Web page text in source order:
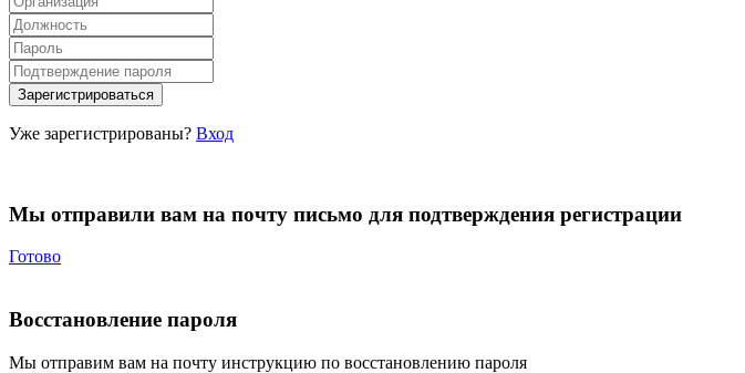
Уже зарегистрированы? Вход
Мы отправили вам на почту письмо для подтверждения регистрации
Готово
Восстановление пароля
Мы отправим вам на почту инструкцию по восстановлению пароля